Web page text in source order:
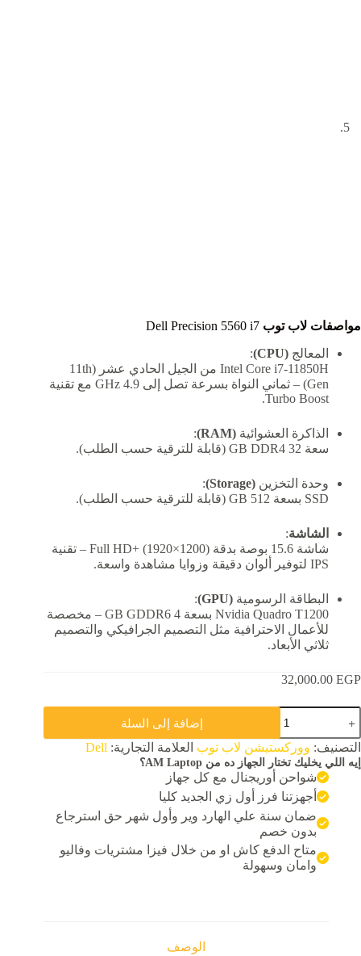
مواصفات لاب توب
المعالج (CPU)
:
Intel Core i7-11850H من الجيل الحادي عشر (11th
Gen) – ثماني النواة بسرعة تصل إلى 4.9 GHz مع تقنية
Turbo Boost.
الذاكرة العشوائية (RAM)
:
سعة 32 GB DDR4 (قابلة للترقية حسب الطلب).
وحدة التخزين (Storage)
:
SSD بسعة 512 GB (قابلة للترقية حسب الطلب).
الشاشة:
شاشة 15.6 بوصة بدقة Full HD+ (1920×1200) – تقنية
IPS لتوفير ألوان دقيقة وزوايا مشاهدة واسعة.
البطاقة الرسومية (GPU)
:
Nvidia Quadro T1200 بسعة 4 GB GDDR6 – مخصصة
للأعمال الاحترافية مثل التصميم الجرافيكي والتصميم
ثلاثي الأبعاد.
32,000.00 EGP
كمية
Dell
precision
5560
Intel
إضافة إلى السلة
التصنيف: ووركستيشن لاب توب العلامة التجارية: Dell
إيه اللي يخليك تختار الجهاز ده من AM Laptop؟
شواحن أوريجنال مع كل جهاز
أجهزتنا فرز أول زي الجديد كليا
ضمان سنة علي الهارد وير وأول شهر حق استرجاع
بدون خصم
متاح الدفع كاش او من خلال فيزا مشتريات وفاليو
وامان وسهولة
الوصف